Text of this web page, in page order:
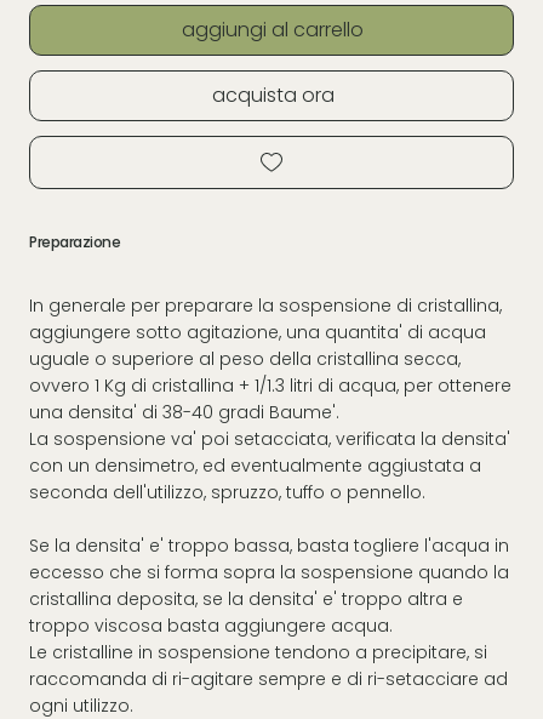
aggiungi al carrello
acquista ora
Preparazione
In generale per preparare la sospensione di cristallina,
aggiungere sotto agitazione, una quantita' di acqua
uguale o superiore al peso della cristallina secca,
ovvero 1 Kg di cristallina + 1/1.3 litri di acqua, per ottenere
una densita' di 38-40 gradi Baume'.
La sospensione va' poi setacciata, verificata la densita'
con un densimetro, ed eventualmente aggiustata a
seconda dell'utilizzo, spruzzo, tuffo o pennello.
Se la densita' e' troppo bassa, basta togliere l'acqua in
eccesso che si forma sopra la sospensione quando la
cristallina deposita, se la densita' e' troppo altra e
troppo viscosa basta aggiungere acqua.
Le cristalline in sospensione tendono a precipitare, si
raccomanda di ri-agitare sempre e di ri-setacciare ad
ogni utilizzo.